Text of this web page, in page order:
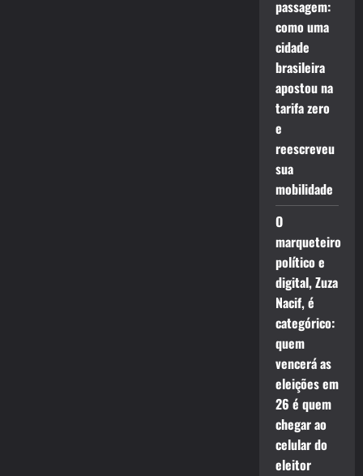
passagem:
como uma
cidade
brasileira
apostou na
tarifa zero
e
reescreveu
sua
mobilidade
O
marqueteiro
político e
digital, Zuza
Nacif, é
categórico:
quem
vencerá as
eleições em
26 é quem
chegar ao
celular do
eleitor